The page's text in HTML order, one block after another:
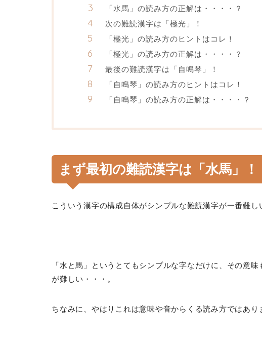
「水馬」の読み方の正解は・・・・？
次の難読漢字は「極光」！
「極光」の読み方のヒントはコレ！
「極光」の読み方の正解は・・・・？
最後の難読漢字は「自鳴琴」！
「自鳴琴」の読み方のヒントはコレ！
「自鳴琴」の読み方の正解は・・・・？
まず最初の難読漢字は「 水馬 」！
こういう漢字の構成自体がシンプルな難読漢字が一番難し
「水と馬」というとてもシンプルな字なだけに、その意
が難しい・・・。
ちなみに、やはりこれは意味や音からくる読み方ではあり